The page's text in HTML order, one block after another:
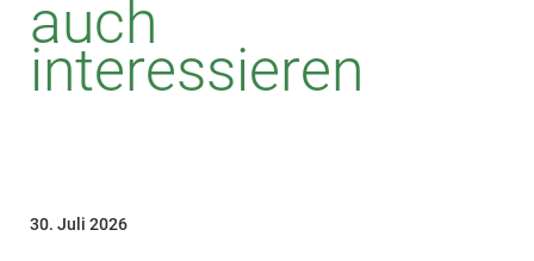
auch
interessieren
30. Juli 2026